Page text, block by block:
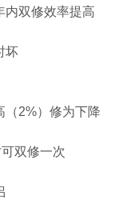
内双修效率提高
坏
（2%）修为下降
双修一次